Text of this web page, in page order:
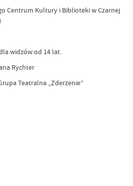
Centrum Kultury i Biblioteki w Czarnej
widzów od 14 lat.
Rychter
Teatralna „Zderzenie”